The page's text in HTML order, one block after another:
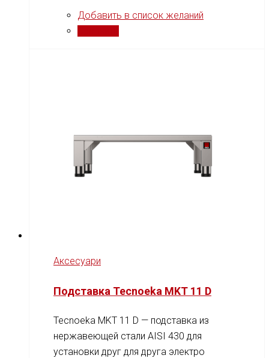
Добавить в список желаний
Аксесуари
Подставка Tecnoeka MKT 11 D
Tecnoeka MKT 11 D — подставка из
нержавеющей стали AISI 430 для
установки друг для друга электро